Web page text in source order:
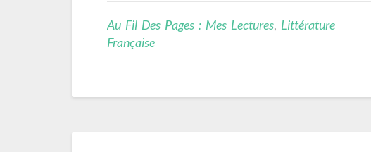
Au Fil Des Pages : Mes Lectures, Littérature
Française